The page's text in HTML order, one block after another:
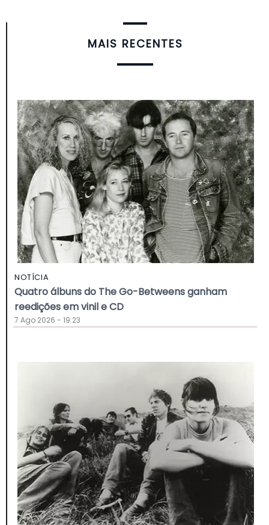
MAIS RECENTES
NOTÍCIA
Quatro álbuns do The Go-Betweens ganham
reedições em vinil e CD
7 Ago 2026 - 19:23